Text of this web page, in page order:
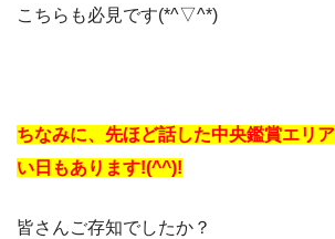
こちらも必見です(*^▽^*)
ちなみに、先ほど話した中央鑑賞エリ
い日もあります!(^^)!
皆さんご存知でしたか？